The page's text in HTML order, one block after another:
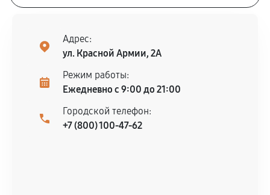
Адрес:
ул. Красной Армии, 2А
Режим работы:
Ежедневно с 9:00 до 21:00
Городской телефон:
+7 (800) 100-47-62